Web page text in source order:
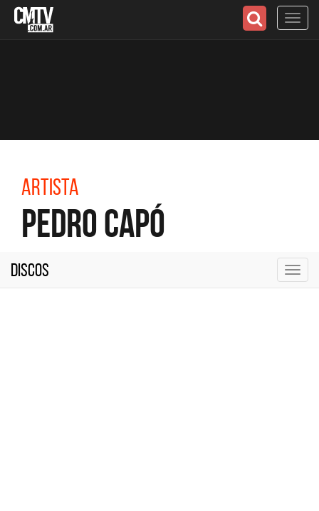
Artista
Pedro Capó
Discos